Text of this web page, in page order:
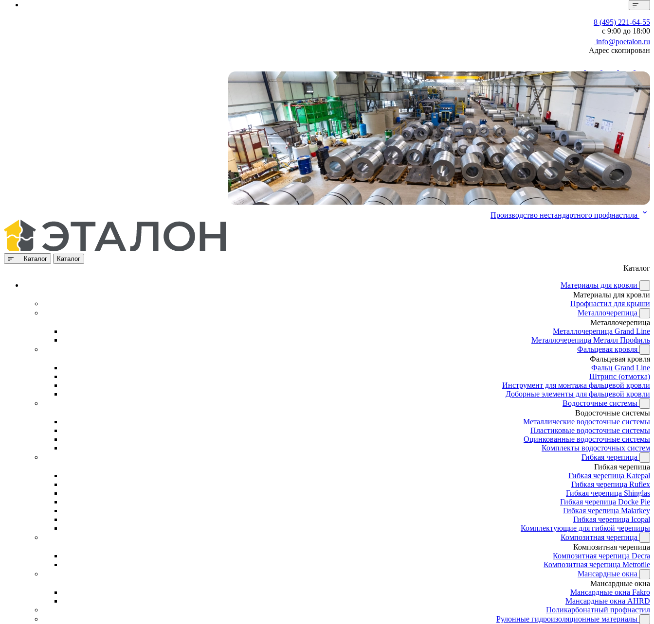
8 (495) 221-64-55
с 9:00 до 18:00
info@poetalon.ru
Адрес скопирован
Производство нестандартного профнастила
Каталог Каталог
Каталог
Материалы для кровли
Материалы для кровли
Профнастил для крыши
Металлочерепица
Металлочерепица
Металлочерепица Grand Line
Металлочерепица Металл Профиль
Фальцевая кровля
Фальцевая кровля
Фальц Grand Line
Штрипс (отмотка)
Инструмент для монтажа фальцевой кровли
Доборные элементы для фальцевой кровли
Водосточные системы
Водосточные системы
Металлические водосточные системы
Пластиковые водосточные системы
Оцинкованные водосточные системы
Комплекты водосточных систем
Гибкая черепица
Гибкая черепица
Гибкая черепица Katepal
Гибкая черепица Ruflex
Гибкая черепица Shinglas
Гибкая черепица Docke Pie
Гибкая черепица Malarkey
Гибкая черепица Icopal
Комплектующие для гибкой черепицы
Композитная черепица
Композитная черепица
Композитная черепица Decra
Композитная черепица Metrotile
Мансардные окна
Мансардные окна
Мансардные окна Fakro
Мансардные окна AHRD
Поликарбонатный профнастил
Рулонные гидроизоляционные материалы